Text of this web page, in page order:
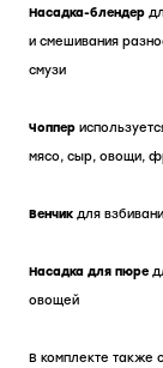
Насадка-блендер
и смешивания
смузи
Чоппер
мясо, сыр, овощи,
Венчик для
Насадка для пюре
овощей
В комплекте также